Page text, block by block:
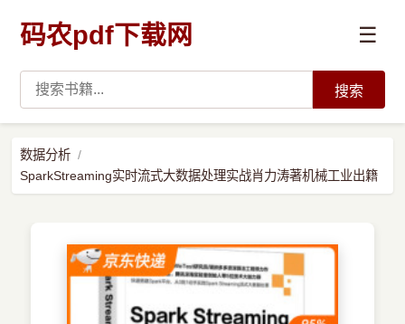
码农pdf下载网 ☰
数据科学与人工智能
搜索
数据分析
SparkStreaming实时流式大数据处理实战肖力涛著机械工业出籍